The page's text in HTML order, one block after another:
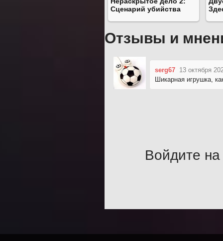
Сценарий убийства
Отзывы и
serg67 13 октября
Шикарная игрушка,
Войдите на